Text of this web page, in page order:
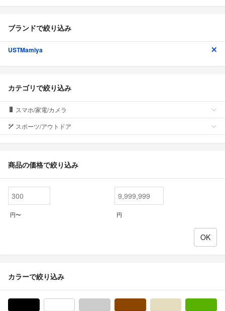
ブランドで絞り込み
USTMamiya
カテゴリで絞り込み
スマホ/家電/カメラ
スポーツ/アウトドア
商品の価格で絞り込み
円〜 円
カラーで絞り込み